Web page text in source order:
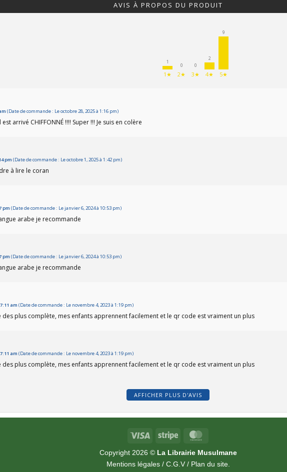
AVIS À PROPOS DU PRODUIT
1
1★
0
2★
0
3★
2
4★
9
5★
(Date de commande : Le octobre 28, 2025 à 1:16 pm)
arrivé CHIFFONNÉ !!!! Super !!! Je suis en colère
pm (Date de commande : Le octobre 1, 2025 à 1:42 pm)
à lire le coran
pm (Date de commande : Le janvier 6, 2024 à 10:53 pm)
arabe je recommande
pm (Date de commande : Le janvier 6, 2024 à 10:53 pm)
arabe je recommande
am (Date de commande : Le novembre 4, 2023 à 1:19 pm)
des plus complète, mes enfants apprennent facilement et le qr code est vraiment un plus
am (Date de commande : Le novembre 4, 2023 à 1:19 pm)
des plus complète, mes enfants apprennent facilement et le qr code est vraiment un plus
AFFICHER PLUS D'AVIS
Visa Stripe
Copyright 2026 © La Librairie Musulmane
Mentions légales/ C.G.V/ Plan du site.